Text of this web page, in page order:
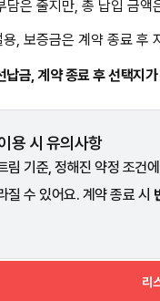
담은 줄지만, 총 납입 금액
, 보증금은 계약 종료 후
납금, 계약 종료 후 선택지
용 시 유의사항
림 기준, 정해진 약정 조건
질 수 있어요. 계약 종료 시
리